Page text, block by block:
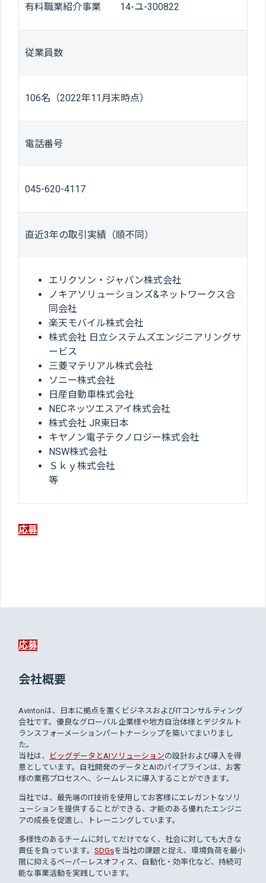
有料職業紹介事業 14-ユ-300822
従業員数
106名（2022年11月末時点）
電話番号
045-620-4117
直近3年の取引実績（順不同）
エリクソン・ジャパン株式会社
ノキアソリューションズ&ネットワークス合
同会社
楽天モバイル株式会社
株式会社 日立システムズエンジニアリングサ
ービス
三菱マテリアル株式会社
ソニー株式会社
日産自動車株式会社
NECネッツエスアイ株式会社
株式会社 JR東日本
キヤノン電子テクノロジー株式会社
NSW株式会社
Ｓｋｙ株式会社
等
応募
応募
会社概要
Avintonは、日本に拠点を置くビジネスおよびITコンサルティング
会社です。優良なグローバル企業様や地方自治体様とデジタルト
ランスフォーメーションパートナーシップを築いてまいりまし
た。
当社は、
ビッグデータとAIソリューションの設計および導入を得
意としています。自社開発のデータとAIのパイプラインは、お客
様の業務プロセスへ、シームレスに導入することができます。
当社では、最先端のIT技術を使用してお客様にエレガントなソリ
ューションを提供することができる、才能のある優れたエンジニ
アの成長を促進し、トレーニングしています。
多様性のあるチームに対してだけでなく、社会に対しても大きな
責任を負っています。 SDGsを当社の課題と捉え、環境負荷を最小
限に抑えるペーパーレスオフィス、自動化・効率化など、持続可
能な事業活動を実践しています。